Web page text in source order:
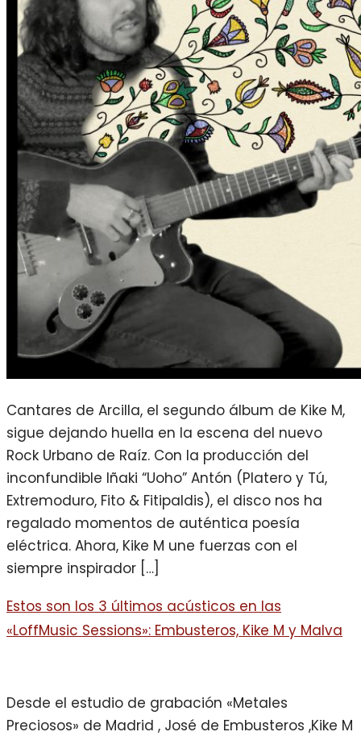
Cantares de Arcilla, el segundo álbum de Kike M,
sigue dejando huella en la escena del nuevo
Rock Urbano de Raíz. Con la producción del
inconfundible Iñaki “Uoho” Antón (Platero y Tú,
Extremoduro, Fito & Fitipaldis), el disco nos ha
regalado momentos de auténtica poesía
eléctrica. Ahora, Kike M une fuerzas con el
siempre inspirador […]
Estos son los 3 últimos acústicos en las
«LoffMusic Sessions»: Embusteros, Kike M y Malva
Desde el estudio de grabación «Metales
Preciosos» de Madrid , José de Embusteros ,Kike M